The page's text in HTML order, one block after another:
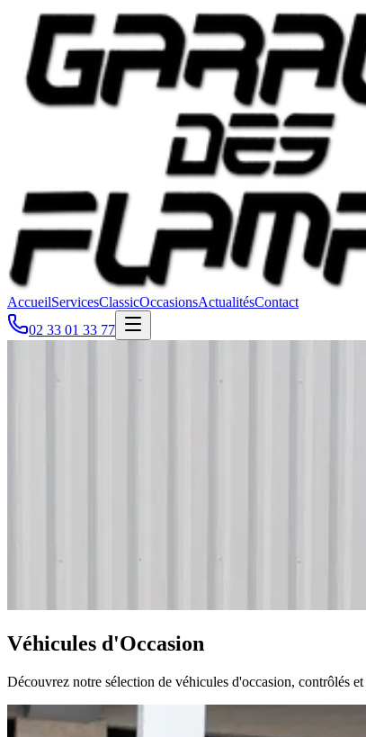
AccueilServicesClassicOccasionsActualitésContact
02 33 01 33 77
Véhicules d'Occasion
Découvrez notre sélection de véhicules d'occasion, contrôlés et